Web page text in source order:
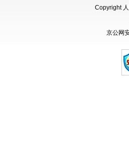
Copyright
京公网